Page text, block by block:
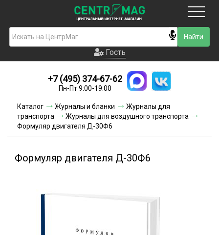
Гость
Новинки
Условия доставки
Условия оплаты
Гость
+7 (495) 374-67-62
Пн-Пт 9:00-19:00
Каталог Журналы и бланки
Журналы для
транспорта
Журналы для воздушного транспорта
Формуляр двигателя Д-30Ф6
Формуляр двигателя Д-30Ф6